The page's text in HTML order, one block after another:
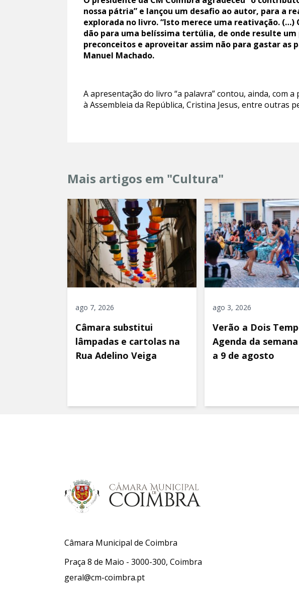
nossa pátria” e lançou um desafio ao autor, para a
explorada no livro. “Isto merece uma reativação.
dão para uma belíssima tertúlia, de onde resulte
preconceitos e aproveitar assim não para gastar as
Manuel Machado.
A apresentação do livro “a palavra” contou, ainda, com
à Assembleia da República, Cristina Jesus, entre outras
Mais artigos em "Cultura"
ago 7, 2026
Câmara substitui
lâmpadas e cartolas na
Rua Adelino Veiga
ago 3, 2026
Verão a Dois
Agenda da
a 9 de agosto
Câmara Municipal de Coimbra
Praça 8 de Maio - 3000-300, Coimbra
geral@cm-coimbra.pt